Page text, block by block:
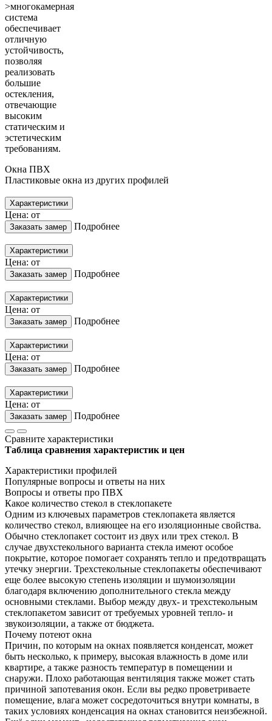
>многокамерная
система
обеспечивает
отличную
устойчивость,
позволяя
реализовать
большие
остекления,
отвечающие
высоким
статическим и
эстетическим
требованиям.
Окна ПВХ
Пластиковые окна из других профилей
Характеристики
Цена: от
Заказать замер Подробнее
Характеристики
Цена: от
Заказать замер Подробнее
Характеристики
Цена: от
Заказать замер Подробнее
Характеристики
Цена: от
Заказать замер Подробнее
Характеристики
Цена: от
Заказать замер Подробнее
Сравните характеристики
Таблица сравнения характеристик и цен
Характеристики профилей
Популярные вопросы и ответы на них
Вопросы и ответы про ПВХ
Какое количество стекол в стеклопакете
Одним из ключевых параметров стеклопакета является
количество стекол, влияющее на его изоляционные свойства.
Обычно стеклопакет состоит из двух или трех стекол. В
случае двухстекольного варианта стекла имеют особое
покрытие, которое помогает сохранять тепло и предотвращать
утечку энергии. Трехстекольные стеклопакеты обеспечивают
еще более высокую степень изоляции и шумоизоляции
благодаря включению дополнительного стекла между
основными стеклами. Выбор между двух- и трехстекольным
стеклопакетом зависит от требуемых уровней тепло- и
звукоизоляции, а также от бюджета.
Почему потеют окна
Причин, по которым на окнах появляется конденсат, может
быть несколько, к примеру, высокая влажность в доме или
квартире, а также разность температур в помещении и
снаружи. Плохо работающая вентиляция также может стать
причиной запотевания окон. Если вы редко проветриваете
помещение, влага может сосредоточиться внутри комнаты, в
таких условиях конденсация на окнах становится неизбежной.